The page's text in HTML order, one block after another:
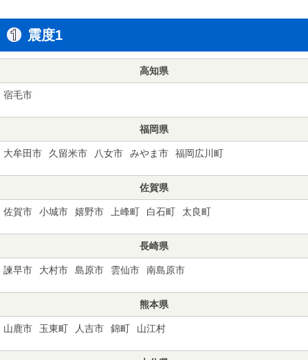
震度1
高知県
宿毛市
福岡県
大牟田市 久留米市 八女市 みやま市 福岡広川町
佐賀県
佐賀市 小城市 嬉野市 上峰町 白石町 太良町
長崎県
諫早市 大村市 島原市 雲仙市 南島原市
熊本県
山鹿市 玉東町 人吉市 錦町 山江村